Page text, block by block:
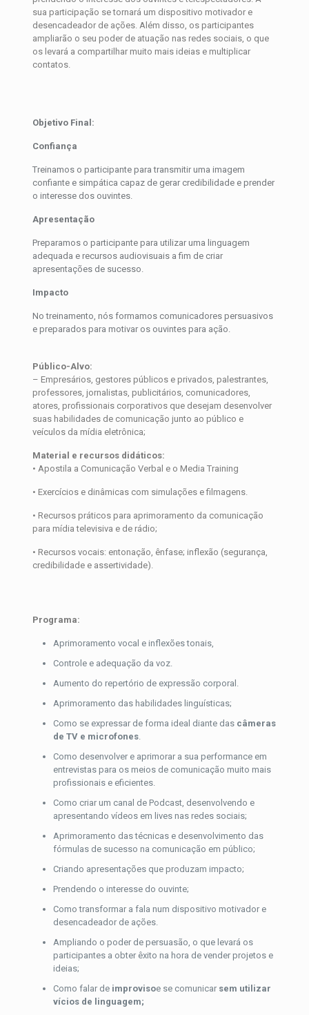
sua participação se tornará um dispositivo motivador e
desencadeador de ações. Além disso, os participantes
ampliarão o seu poder de atuação nas redes sociais, o que
os levará a compartilhar muito mais ideias e multiplicar
contatos.
Objetivo Final:
Confiança
Treinamos o participante para transmitir uma imagem
confiante e simpática capaz de gerar credibilidade e prender
o interesse dos ouvintes.
Apresentação
Preparamos o participante para utilizar uma linguagem
adequada e recursos audiovisuais a fim de criar
apresentações de sucesso.
Impacto
No treinamento, nós formamos comunicadores persuasivos
e preparados para motivar os ouvintes para ação.
Público-Alvo:
– Empresários, gestores públicos e privados, palestrantes,
professores, jornalistas, publicitários, comunicadores,
atores, profissionais corporativos que desejam desenvolver
suas habilidades de comunicação junto ao público e
veículos da mídia eletrônica;
Material e recursos didáticos:
• Apostila a Comunicação Verbal e o Media Training
• Exercícios e dinâmicas com simulações e filmagens.
• Recursos práticos para aprimoramento da comunicação
para mídia televisiva e de rádio;
• Recursos vocais: entonação, ênfase; inflexão (segurança,
credibilidade e assertividade).
Programa:
Aprimoramento vocal e inflexões tonais,
Controle e adequação da voz.
Aumento do repertório de expressão corporal.
Aprimoramento das habilidades linguísticas;
Como se expressar de forma ideal diante das câmeras
de TV e microfones.
Como desenvolver e aprimorar a sua performance em
entrevistas para os meios de comunicação muito mais
profissionais e eficientes.
Como criar um canal de Podcast, desenvolvendo e
apresentando vídeos em lives nas redes sociais;
Aprimoramento das técnicas e desenvolvimento das
fórmulas de sucesso na comunicação em público;
Criando apresentações que produzam impacto;
Prendendo o interesse do ouvinte;
Como transformar a fala num dispositivo motivador e
desencadeador de ações.
Ampliando o poder de persuasão, o que levará os
participantes a obter êxito na hora de vender projetos e
ideias;
Como falar de improvisoe se comunicarsem utilizar
vícios de linguagem;